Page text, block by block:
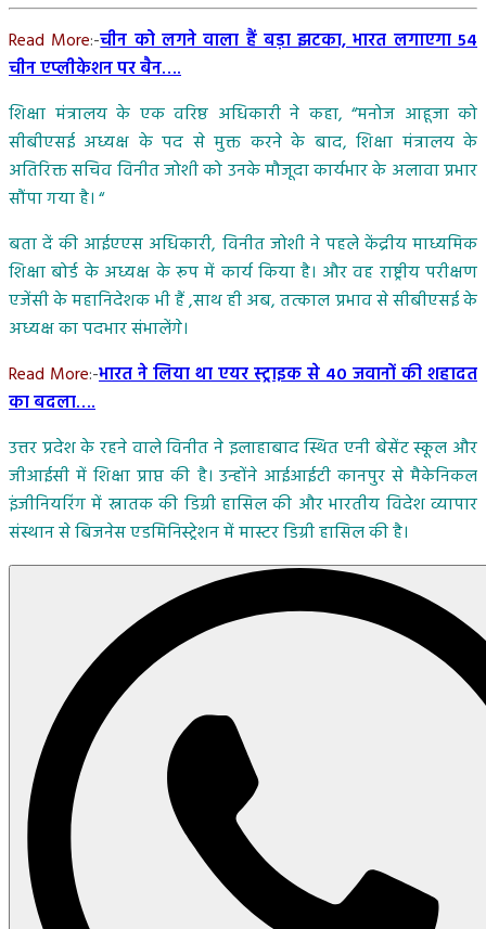
Read More:-चीन को लगने वाला हैं बड़ा झटका, भारत लगाएगा 54
चीन एप्लीकेशन पर बैन….
शिक्षा मंत्रालय के एक वरिष्ठ अधिकारी ने कहा, “मनोज आहूजा को
सीबीएसई अध्यक्ष के पद से मुक्त करने के बाद, शिक्षा मंत्रालय के
अतिरिक्त सचिव विनीत जोशी को उनके मौजूदा कार्यभार के अलावा प्रभार
सौंपा गया है। “
बता दें की आईएएस अधिकारी, विनीत जोशी ने पहले केंद्रीय माध्यमिक
शिक्षा बोर्ड के अध्यक्ष के रूप में कार्य किया है। और वह राष्ट्रीय परीक्षण
एजेंसी के महानिदेशक भी हैं ,साथ ही अब, तत्काल प्रभाव से सीबीएसई के
अध्यक्ष का पदभार संभालेंगे।
Read More:-भारत ने लिया था एयर स्ट्राइक से 40 जवानों की शहादत
का बदला….
उत्तर प्रदेश के रहने वाले विनीत ने इलाहाबाद स्थित एनी बेसेंट स्कूल और
जीआईसी में शिक्षा प्राप्त की है। उन्होंने आईआईटी कानपुर से मैकेनिकल
इंजीनियरिंग में स्नातक की डिग्री हासिल की और भारतीय विदेश व्यापार
संस्थान से बिजनेस एडमिनिस्ट्रेशन में मास्टर डिग्री हासिल की है।